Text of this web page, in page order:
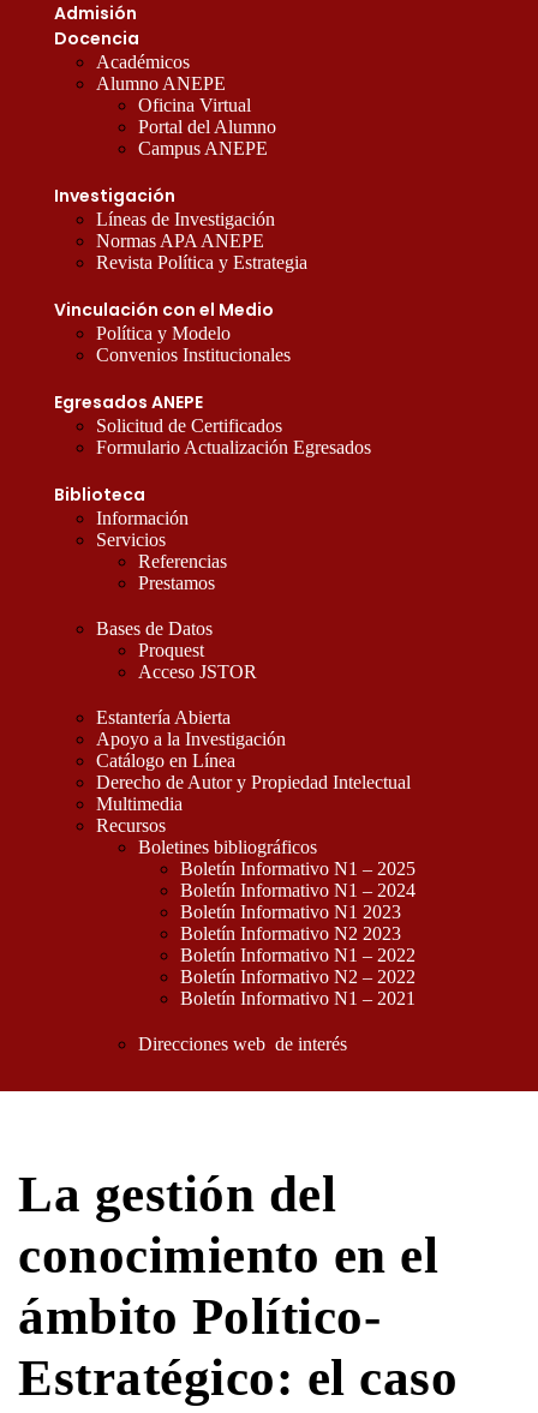
Admisión
Docencia
Académicos
Alumno ANEPE
Oficina Virtual
Portal del Alumno
Campus ANEPE
Investigación
Líneas de Investigación
Normas APA ANEPE
Revista Política y Estrategia
Vinculación con el Medio
Política y Modelo
Convenios Institucionales
Egresados ANEPE
Solicitud de Certificados
Formulario Actualización Egresados
Biblioteca
Información
Servicios
Referencias
Prestamos
Bases de Datos
Proquest
Acceso JSTOR
Estantería Abierta
Apoyo a la Investigación
Catálogo en Línea
Derecho de Autor y Propiedad Intelectual
Multimedia
Recursos
Boletines bibliográficos
Boletín Informativo N1 – 2025
Boletín Informativo N1 – 2024
Boletín Informativo N1 2023
Boletín Informativo N2 2023
Boletín Informativo N1 – 2022
Boletín Informativo N2 – 2022
Boletín Informativo N1 – 2021
Direcciones web de interés
La gestión del
conocimiento en el
ámbito Político-
Estratégico: el caso